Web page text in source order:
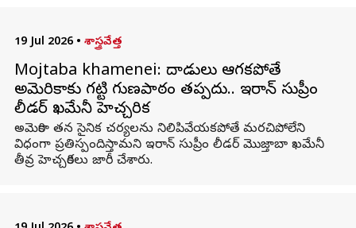
19 Jul 2026 • శాస్త్రవేత్త
Mojtaba khamenei: దాడులు ఆగకపోతే
అమెరికాకు గట్టి గుణపాఠం తప్పదు.. ఇరాన్‌ సుప్రీం
లీడర్‌ ఖమేనీ హెచ్చరిక
అమెరికా తన సైనిక చర్యలను నిలిపివేయకపోతే మరచిపోలేని
విధంగా ప్రతిస్పందిస్తామని ఇరాన్‌ సుప్రీం లీడర్‌ మొజ్తాబా ఖమేనీ
తీవ్ర హెచ్చరికలు జారీ చేశారు.